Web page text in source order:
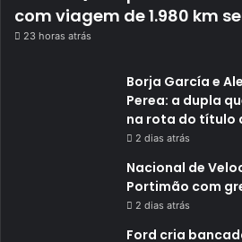
com viagem de 1.980 km
23 horas atrás
Borja García e
Perea: a dupla
na rota do título
2 dias atrás
Nacional de
Portimão com
2 dias atrás
Ford cria